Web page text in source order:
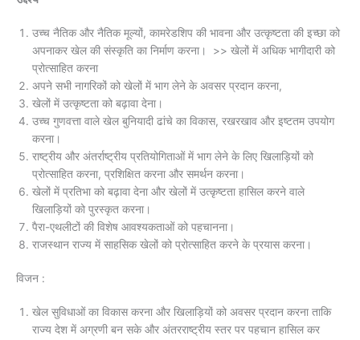
उच्च नैतिक और नैतिक मूल्यों, कामरेडशिप की भावना और उत्कृष्टता की इच्छा को
अपनाकर खेल की संस्कृति का निर्माण करना। >> खेलों में अधिक भागीदारी को
प्रोत्साहित करना
अपने सभी नागरिकों को खेलों में भाग लेने के अवसर प्रदान करना,
खेलों में उत्कृष्टता को बढ़ावा देना।
उच्च गुणवत्ता वाले खेल बुनियादी ढांचे का विकास, रखरखाव और इष्टतम उपयोग
करना।
राष्ट्रीय और अंतर्राष्ट्रीय प्रतियोगिताओं में भाग लेने के लिए खिलाड़ियों को
प्रोत्साहित करना, प्रशिक्षित करना और समर्थन करना।
खेलों में प्रतिभा को बढ़ावा देना और खेलों में उत्कृष्टता हासिल करने वाले
खिलाड़ियों को पुरस्कृत करना।
पैरा-एथलीटों की विशेष आवश्यकताओं को पहचानना।
राजस्थान राज्य में साहसिक खेलों को प्रोत्साहित करने के प्रयास करना।
विजन :
खेल सुविधाओं का विकास करना और खिलाड़ियों को अवसर प्रदान करना ताकि
राज्य देश में अग्रणी बन सके और अंतरराष्ट्रीय स्तर पर पहचान हासिल कर